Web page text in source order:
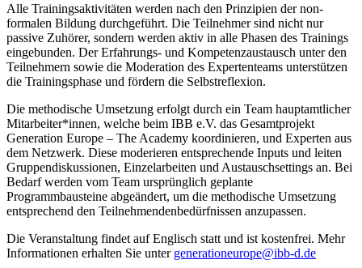
Alle Trainingsaktivitäten werden nach den Prinzipien der non-
formalen Bildung durchgeführt. Die Teilnehmer sind nicht nur
passive Zuhörer, sondern werden aktiv in alle Phasen des Trainings
eingebunden. Der Erfahrungs- und Kompetenzaustausch unter den
Teilnehmern sowie die Moderation des Expertenteams unterstützen
die Trainingsphase und fördern die Selbstreflexion.
Die methodische Umsetzung erfolgt durch ein Team hauptamtlicher
Mitarbeiter*innen, welche beim IBB e.V. das Gesamtprojekt
Generation Europe – The Academy koordinieren, und Experten aus
dem Netzwerk. Diese moderieren entsprechende Inputs und leiten
Gruppendiskussionen, Einzelarbeiten und Austauschsettings an. Bei
Bedarf werden vom Team ursprünglich geplante
Programmbausteine abgeändert, um die methodische Umsetzung
entsprechend den Teilnehmendenbedürfnissen anzupassen.
Die Veranstaltung findet auf Englisch statt und ist kostenfrei. Mehr
Informationen erhalten Sie unter generationeurope@ibb-d.de